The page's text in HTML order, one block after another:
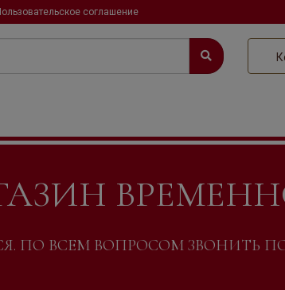
соглашение
ПО ВСЕМ ВОПРОСОМ ЗВОНИТЬ ПО